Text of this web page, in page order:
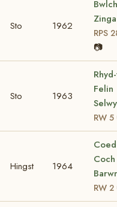
Sto 1962
Bwlch
RPS
📷
Sto 1963
Felin
RW 5
Hingst 1964
Coed
Coch
RW 2